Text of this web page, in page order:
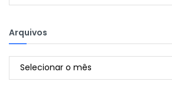
Arquivos
Arquivos